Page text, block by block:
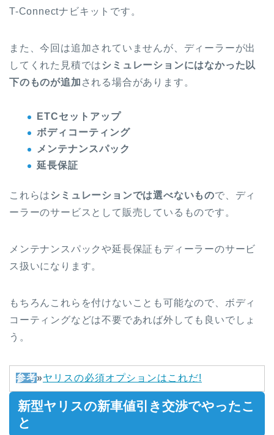
T-Connectナビキットです。
また、今回は追加されていませんが、ディーラーが出
してくれた見積では シミュレーションにはなかった以
下のものが追加 される場合があります。
ETCセットアップ
ボディコーティング
メンテナンスパック
延長保証
これらは シミュレーションでは選べないもので、ディ
ーラーのサービスとして販売しているものです。
メンテナンスパックや延長保証もディーラーのサービ
ス扱いになります。
もちろんこれらを付けないことも可能なので、ボディ
コーティングなどは不要であれば外しても良いでしょ
う。
参考»ヤリスの必須オプションはこれだ!
新型ヤリスの新車値引き交渉でやったこ
と